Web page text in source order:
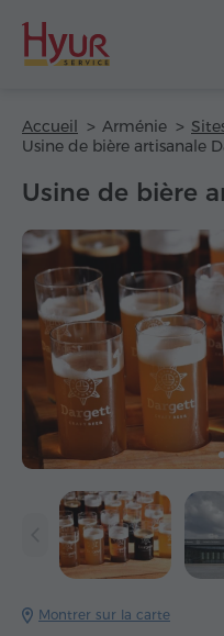
Accueil Arménie
Usine de bière
Montrer sur la carte